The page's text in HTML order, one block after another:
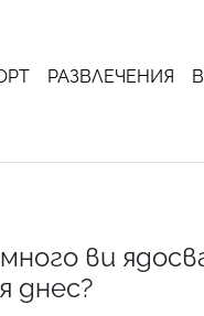
РАЗВЛЕЧЕНИЯ
ви
днес?